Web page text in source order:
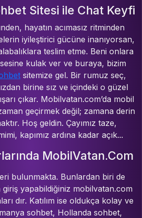
Sitesi ile Chat Keyfi
hayatın acımasız ritminden
iyileştirici gücüne inanıyorsan,
teslim etme. Beni onlara
kulak ver ve buraya, bizim
sitemize gel. Bir rumuz seç,
birine sız ve içindeki o güzel
çıkar. Mobilvatan.com’da mobil
geçirmek değil; zamana derin
Hoş geldin. Çayımız taze,
kapımız ardına kadar açık...
MobilVatan.Com
bulunmakta. Bunlardan biri de
yapabildiğiniz mobilvatan.com
dır. Katılım ise oldukça kolay ve
sohbet, Hollanda sohbet,